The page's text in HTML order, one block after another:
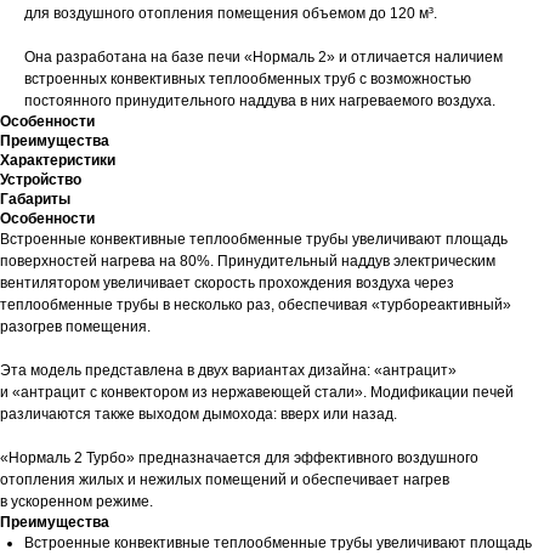
для воздушного отопления помещения объемом до 120 м³.
Она разработана на базе печи «Нормаль 2» и отличается наличием
встроенных конвективных теплообменных труб с возможностью
постоянного принудительного наддува в них нагреваемого воздуха.
Особенности
Преимущества
Характеристики
Устройство
Габариты
Особенности
Встроенные конвективные теплообменные трубы увеличивают площадь
поверхностей нагрева на 80%. Принудительный наддув электрическим
вентилятором увеличивает скорость прохождения воздуха через
теплообменные трубы в несколько раз, обеспечивая «турбореактивный»
разогрев помещения.
Эта модель представлена в двух вариантах дизайна: «антрацит»
и «антрацит с конвектором из нержавеющей стали». Модификации печей
различаются также выходом дымохода: вверх или назад.
«Нормаль 2 Турбо» предназначается для эффективного воздушного
отопления жилых и нежилых помещений и обеспечивает нагрев
в ускоренном режиме.
Преимущества
Встроенные конвективные теплообменные трубы увеличивают площадь